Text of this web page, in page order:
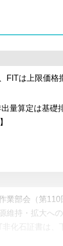
も、売入札量
限価格1.3円/
FITは上限価格
量算定は基礎
業部会（第
維持・拡大へ
化石証書は、